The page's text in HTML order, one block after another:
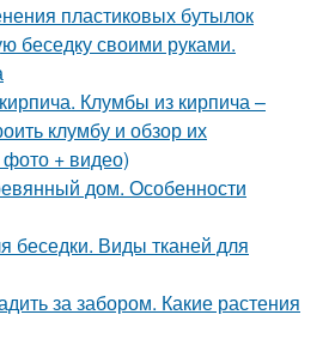
пластиковых бутылок
беседку своими руками.
Клумбы из кирпича –
клумбу и обзор их
+ видео)
дом. Особенности
беседки. Виды тканей для
за забором. Какие растения